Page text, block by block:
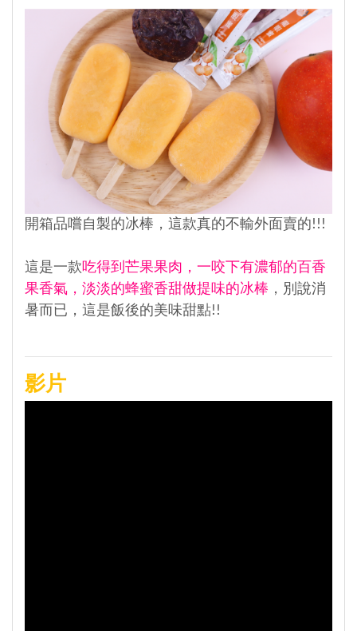
開箱品嚐自製的冰棒，這款真的不輸外面賣的!!!
這是一款吃得到芒果果肉，一咬下有濃郁的百香
果香氣，淡淡的蜂蜜香甜做提味的冰棒 ，別說消
暑而已，這是飯後的美味甜點!!
影片